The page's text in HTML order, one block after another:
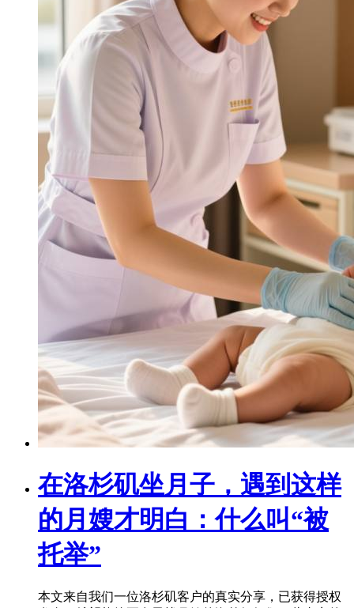
在洛杉矶坐月子，遇到这样
的月嫂才明白：什么叫“被
托举”
本文来自我们一位洛杉矶客户的真实分享，已获得授权